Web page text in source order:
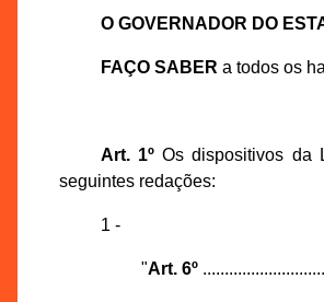
O GOVERNADOR DO
FAÇO SABER a todos os
Art. 1ºOs dispositivos da
seguintes redações:
1 -
"Art. 6º